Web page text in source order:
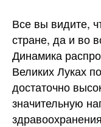
Все вы видите,
стране, да и во
Динамика
Великих Луках
достаточно
значительную